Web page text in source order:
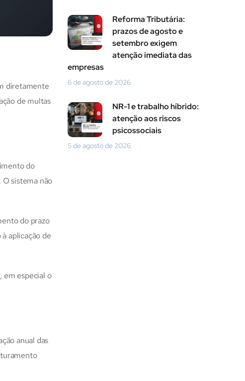
diretamente
de multas
do
O sistema não
do prazo
aplicação de
especial o
anual das
Reforma Tributária:
prazos de agosto e
setembro exigem
atenção imediata das
empresas
6 de agosto de 2026
NR-1 e trabalho híbrido:
atenção aos riscos
psicossociais
5 de agosto de 2026